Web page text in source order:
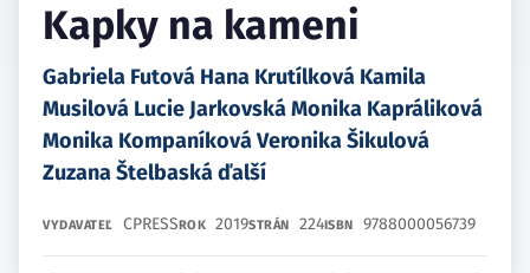
Kapky na kameni
Gabriela Futová Hana Krutílková Kamila
Musilová Lucie Jarkovská Monika Kapráliková
Monika Kompaníková Veronika Šikulová
Zuzana Štelbaská ďalší
VYDAVATEĽ CPRESSROK 2019STRÁN 224ISBN 9788000056739